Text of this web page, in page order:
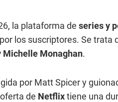
la plataforma de series y
los suscriptores. Se trata
Michelle Monaghan.
por Matt Spicer y
de Netflixtiene una